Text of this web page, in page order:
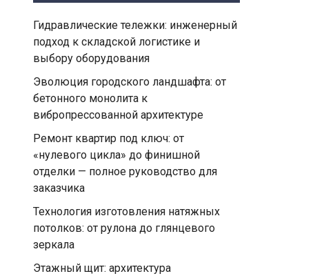
Гидравлические тележки: инженерный
подход к складской логистике и
выбору оборудования
Эволюция городского ландшафта: от
бетонного монолита к
вибропрессованной архитектуре
Ремонт квартир под ключ: от
«нулевого цикла» до финишной
отделки — полное руководство для
заказчика
Технология изготовления натяжных
потолков: от рулона до глянцевого
зеркала
Этажный щит: архитектура